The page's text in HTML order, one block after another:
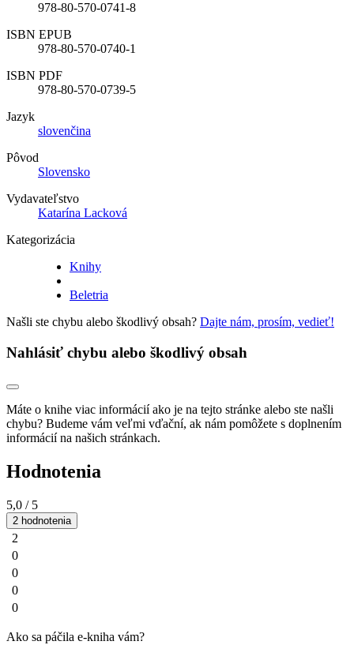
978-80-570-0741-8
ISBN EPUB
978-80-570-0740-1
ISBN PDF
978-80-570-0739-5
Jazyk
slovenčina
Pôvod
Slovensko
Vydavateľstvo
Katarína Lacková
Kategorizácia
Knihy
Beletria
Našli ste chybu alebo škodlivý obsah? Dajte nám, prosím, vedieť!
Nahlásiť chybu alebo škodlivý obsah
Máte o knihe viac informácií ako je na tejto stránke alebo ste našli
chybu? Budeme vám veľmi vďační, ak nám pomôžete s doplnením
informácií na našich stránkach.
Hodnotenia
5,0 / 5
2 hodnotenia
2
0
0
0
0
Ako sa páčila e-kniha vám?